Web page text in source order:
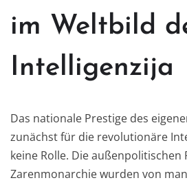
im Weltbild
Intelligenzija
Das nationale Prestige des
zunächst für die revolutionäre
keine Rolle. Die außenpolitischen
Zarenmonarchie wurden von